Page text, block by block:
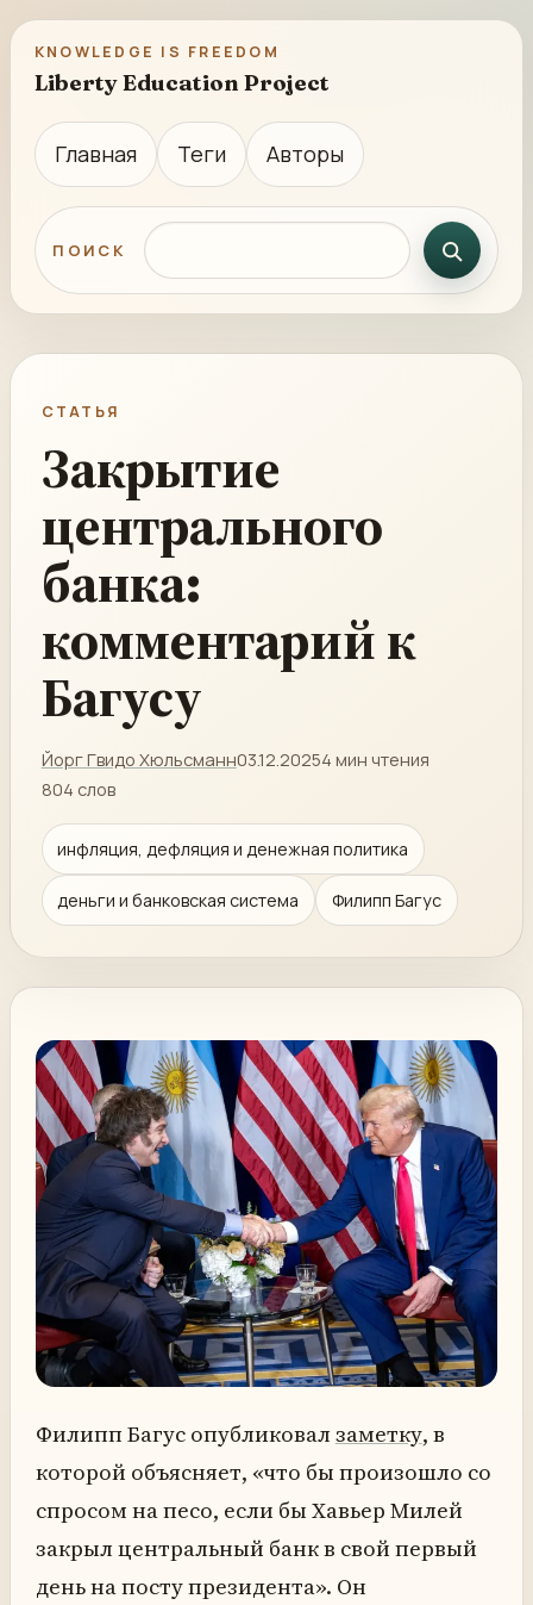
KNOWLEDGE IS FREEDOM
Liberty Education Project
Главная Теги Авторы
ПОИСК Поиск по сайту
СТАТЬЯ
Закрытие
центрального
банка:
комментарий к
Багусу
Йорг Гвидо Хюльсманн03.12.20254 мин чтения
804 слов
инфляция, дефляция и денежная политика
деньги и банковская система Филипп Багус
Филипп Багус опубликовал заметку, в
которой объясняет, «что бы произошло со
спросом на песо, если бы Хавьер Милей
закрыл центральный банк в свой первый
день на посту президента». Он